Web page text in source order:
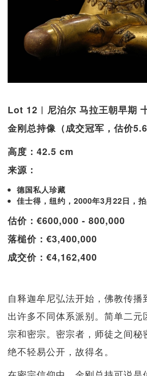
Lot 12︱尼泊尔 马拉王朝早期
金刚总持像（成交冠军，估价5.6
高度：42.5 cm
来源：
德国私人珍藏
佳士得，纽约，2000年3月22日，
估价：€600,000 - 800,000
落槌价：€3,400,000
成交价：€4,162,400
自释迦牟尼弘法开始，佛教传播
出许多不同体系派别。简单二元
宗和密宗。密宗者，师徒之间秘
绝不轻易公开，故得名。